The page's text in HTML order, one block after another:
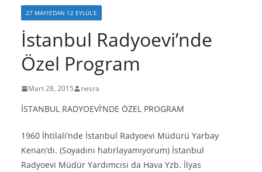
27 MAYIS’DAN 12 EYLÜL’E
İstanbul Radyoevi’nde
Özel Program
Mart 28, 2015 nesra
İSTANBUL RADYOEVİ’NDE ÖZEL PROGRAM
1960 İhtilali’nde İstanbul Radyoevi Müdürü Yarbay
Kenan’dı. (Soyadını hatırlayamıyorum) İstanbul
Radyoevi Müdür Yardımcısı da Hava Yzb. İlyas